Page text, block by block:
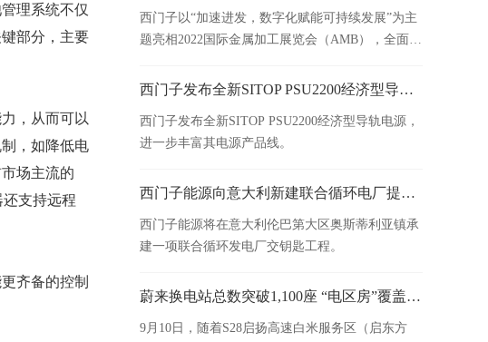
理系统不仅
部分，主要
，从而可以
，如降低电
场主流的
支持远程
齐备的控制
产品落地稳步推进，正步入发展的“快车道”。
西门子以“加速进发，数字化赋能可持续发展”为主
题亮相2022国际金属加工展览会（AMB），全面展
巨大潜力。
西门子发布全新SITOP PSU2200经济型导轨电源
西门子发布全新SITOP PSU2200经济型导轨电源，
进一步丰富其电源产品线。
西门子能源向意大利新建联合循环电厂提供高效HL燃机
西门子能源将在意大利伦巴第大区奥斯蒂利亚镇承
建一项联合循环发电厂交钥匙工程。
蔚来换电站总数突破1,100座 “电区房”覆盖率增至64.13%
9月10日，随着S28启扬高速白米服务区（启东方